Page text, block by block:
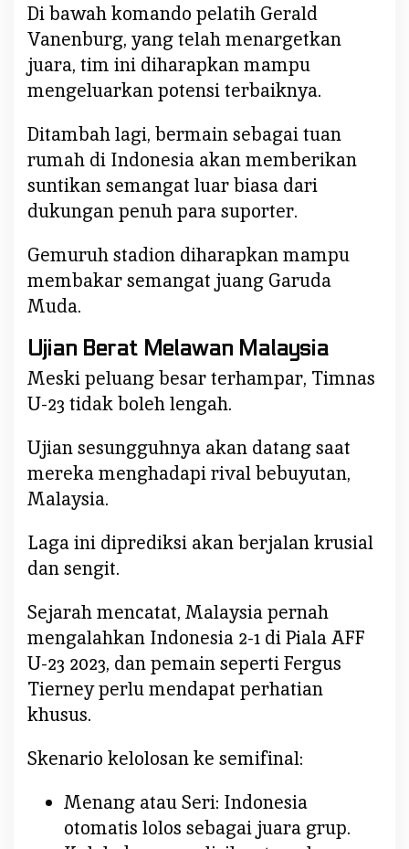
Di bawah komando pelatih Gerald
Vanenburg, yang telah menargetkan
juara, tim ini diharapkan mampu
mengeluarkan potensi terbaiknya.
Ditambah lagi, bermain sebagai tuan
rumah di Indonesia akan memberikan
suntikan semangat luar biasa dari
dukungan penuh para suporter.
Gemuruh stadion diharapkan mampu
membakar semangat juang Garuda
Muda.
Ujian Berat Melawan Malaysia
Meski peluang besar terhampar, Timnas
U-23 tidak boleh lengah.
Ujian sesungguhnya akan datang saat
mereka menghadapi rival bebuyutan,
Malaysia.
Laga ini diprediksi akan berjalan krusial
dan sengit.
Sejarah mencatat, Malaysia pernah
mengalahkan Indonesia 2-1 di Piala AFF
U-23 2023, dan pemain seperti Fergus
Tierney perlu mendapat perhatian
khusus.
Skenario kelolosan ke semifinal:
Menang atau Seri: Indonesia
otomatis lolos sebagai juara grup.